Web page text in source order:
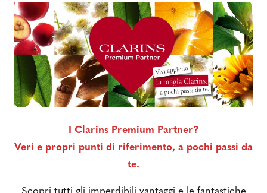
I Clarins Premium Partner?
Veri e propri punti di riferimento, a pochi passi da
te.